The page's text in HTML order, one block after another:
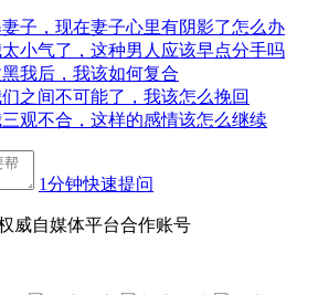
子，现在妻子心里有阴影了怎么办
小气了，这种男人应该早点分手吗
我后，我该如何复合
之间不可能了，我该怎么挽回
观不合，这样的感情该怎么继续
1分钟快速提问
威自媒体平台合作账号